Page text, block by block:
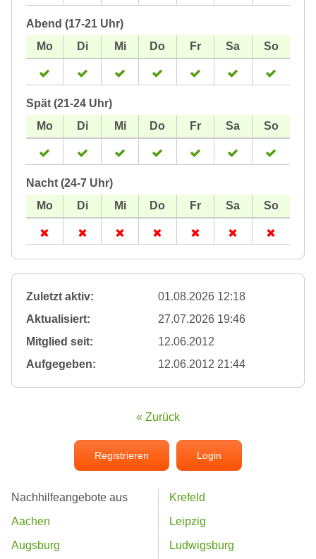
Abend (17-21 Uhr)
Spät (21-24 Uhr)
Nacht (24-7 Uhr)
Zuletzt aktiv:
01.08.2026 12:18
Aktualisiert:
27.07.2026 19:46
Mitglied seit:
12.06.2012
Aufgegeben:
12.06.2012 21:44
« Zurück
Registrieren Login
Nachhilfeangebote aus
Aachen
Augsburg
Krefeld
Leipzig
Ludwigsburg